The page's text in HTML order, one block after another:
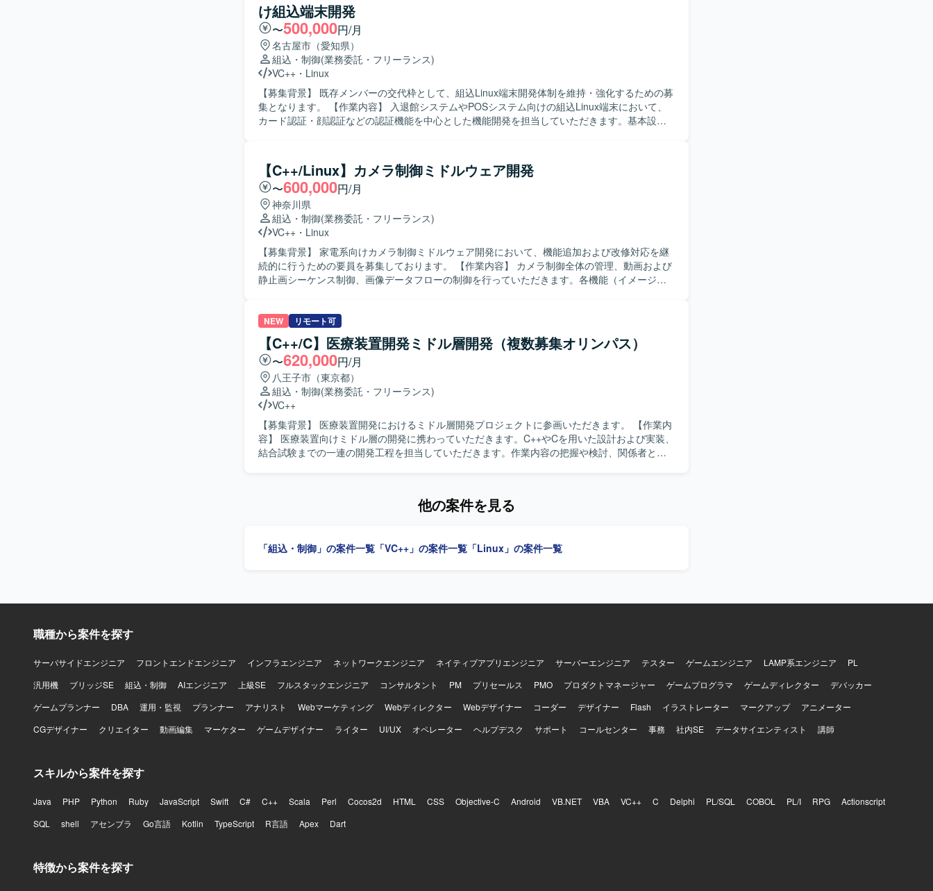
発環境】 C/C++、Visual Studio、GitHub（Git）などを用いた開発環境となります。
け組込端末開発
〜500,000円/月
名古屋市（愛知県）
組込・制御(業務委託・フリーランス)
VC++ ・ Linux
【募集背景】 既存メンバーの交代枠として、組込Linux端末開発体制を維持・強化するための募
集となります。 【作業内容】 入退館システムやPOSシステム向けの組込Linux端末において、
カード認証・顔認証などの認証機能を中心とした機能開発を担当していただきます。基本設計
にも前向きに取り組み、周囲と協調しながら開発を進めていただける方が望ましいです。 【ポ
ジションの魅力】 入退館やPOSなど実利用シーンに近い組込端末の開発に携わることができ、
認証技術や組込Linuxに関する知見を深めることができます。基本設計から評価まで幅広い工程
に関わることで、上流から下流まで一貫した経験を積むことができます。 【開発環境】 組込
Linux環境上でC++を用いた開発を行います。認証機能としてカード認証・顔認証などの機能を
実装・評価していただきます。
【C++/Linux】カメラ制御ミドルウェア開発
〜600,000円/月
神奈川県
組込・制御(業務委託・フリーランス)
VC++ ・ Linux
【募集背景】 家電系向けカメラ制御ミドルウェア開発において、機能追加および改修対応を継
続的に行うための要員を募集しております。 【作業内容】 カメラ制御全体の管理、動画および
静止画シーケンス制御、画像データフローの制御を行っていただきます。各機能（イメージャ
フトに対して機能追加や修正を行っていただきます。基本設計、詳細設計、プログラミング、
結合テスト、総合テストまで一貫してご対応いただきます。 【求める人物像】 能動的に作業を
進めることができ、長期的に継続して取り組んでいただける方を求めております。日本語で技
術的なコミュニケーションが円滑に行え、仕様書を正確に理解できる方を歓迎いたします。
【ポジションの魅力】 カメラ制御におけるコアとなるミドルウェア開発に携わることができ、
イメージャーやレンズ制御など複数の機能と連携しながら高精度な画像処理制御を経験するこ
とができます。長期的なプロジェクトの中で、組込C++開発スキルやリアルタイム制御に関する
知見を深めていただけます。 【開発環境】 OSはLinux環境となり、組込C++を用いたカメラ制
御ミドルウェアの開発を行います。
NEW リモート可
【C++/C】医療装置開発ミドル層開発（複数募集オリンパス）
〜620,000円/月
八王子市（東京都）
組込・制御(業務委託・フリーランス)
VC++
【募集背景】 医療装置開発におけるミドル層開発プロジェクトに参画いただきます。 【作業内
容】 医療装置向けミドル層の開発に携わっていただきます。C++やCを用いた設計および実装、
結合試験までの一連の開発工程を担当していただきます。作業内容の把握や検討、関係者との
ます。オブジェクト指向を理解し、設計意図を踏まえて開発を進められる方が望ましいです。
GoogleTestやAstahなどのツール利用経験を活かしながら、長期的にスキルアップできる環境で
他の案件を見る
「組込・制御」の案件一覧 「VC++」の案件一覧 「Linux」の案件一覧
職種から案件を探す
サーバサイドエンジニア フロントエンドエンジニア インフラエンジニア ネットワークエンジニア ネイティブアプリエンジニア サーバーエンジニア テスター ゲームエンジニア LAMP系エンジニア
PL
汎用機
ブリッジSE 組込・制御 AIエンジニア 上級SE フルスタックエンジニア コンサルタント PM プリセールス PMO プロダクトマネージャー ゲームプログラマ ゲームディレクター
デバッカー
ゲームプランナー
DBA 運用・監視 プランナー アナリスト Webマーケティング Webディレクター Webデザイナー コーダー デザイナー Flash イラストレーター マークアップ
アニメーター
CGデザイナー
クリエイター 動画編集 マーケター ゲームデザイナー ライター UI/UX オペレーター ヘルプデスク サポート コールセンター 事務 社内SE データサイエンティスト 講師
スキルから案件を探す
Java PHP Python Ruby JavaScript Swift C# C++ Scala Perl Cocos2d HTML CSS Objective-C Android VB.NET VBA VC++ C Delphi PL/SQL COBOL PL/I RPG
Actionscript
SQL
shell アセンブラ Go言語 Kotlin TypeScript R言語 Apex Dart
特徴から案件を探す